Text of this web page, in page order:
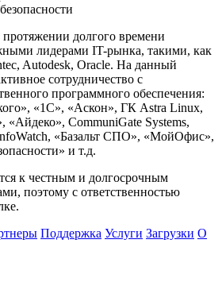
долгого времени
лидерами IT-рынка, такими, как
Autodesk, Oracle. На данный
сотрудничество с
программного обеспечения:
«1С», «Аскон», ГК Astra Linux,
«Айдеко», CommuniGate Systems,
«Базальт СПО», «МойОфис»,
и т.д.
к честным и долгосрочным
поэтому с ответственностью
Поддержка Услуги Загрузки О